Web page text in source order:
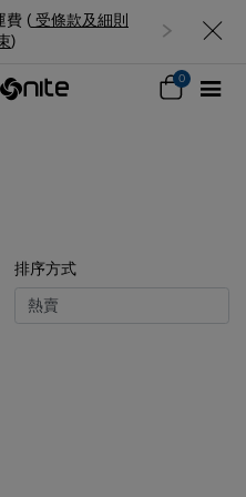
費 ( 受條款及細則
)
0
排序方式